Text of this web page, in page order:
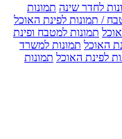
לחדר שינה תמונות
/ תמונות לפינת האוכל
תמונות למטבח ופינת
האוכל תמונות למשרד
לפינת האוכל תמונות